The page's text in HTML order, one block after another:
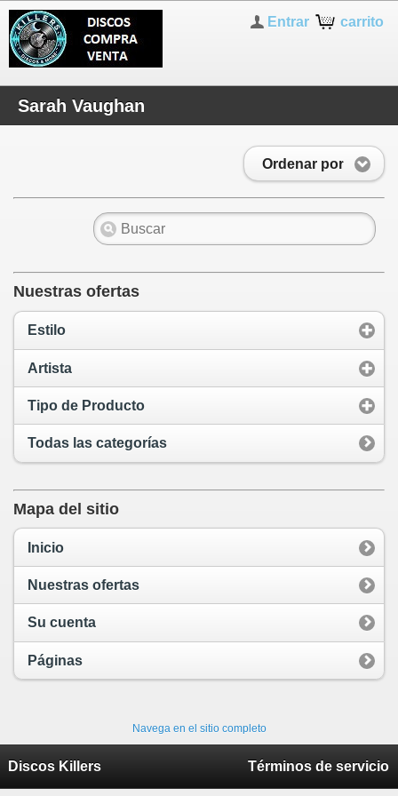
carrito
Entrar
Sarah Vaughan
Ordenar por
Nuestras ofertas
Estilo
Artista
Tipo de Producto
Todas las categorías
Mapa del sitio
Inicio
Nuestras ofertas
Su cuenta
Páginas
Navega en el sitio completo
Discos Killers Términos de servicio